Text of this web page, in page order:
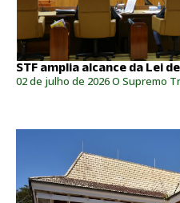
STF amplia alcance da Lei
02 de julho de 2026 O Supremo